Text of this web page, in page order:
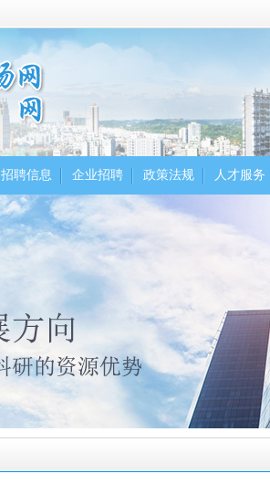
招聘信息 企业招聘 政策法规 人才服务